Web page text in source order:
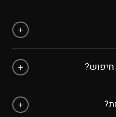
+
אפשר להתנסות בחינם עד 8 מוצרים ללא כרטיס אשראי.
החבילה שבוחרים
חיפוש? +
ולכן אנחנו ב-
+